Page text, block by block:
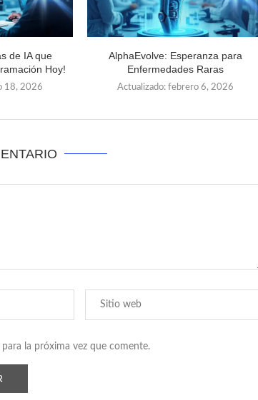
de IA que
Hoy!
18, 2026
AlphaEvolve: Esperanza para
Enfermedades Raras
Actualizado: febrero 6, 2026
la próxima vez que comente.